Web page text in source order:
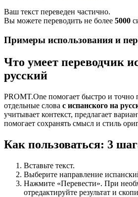
Ваш текст переведен частично.
Вы можете переводить не более 5000
Примеры использования и
Что умеет переводчик
русский
PROMT.One помогает быстро и точно
отдельные слова с испанского на
учитывает контекст, предлагает
помогает сохранять смысл и стиль
Как пользоваться: 3
Вставьте текст.
Выберите направление
Нажмите «Перевести». При
отредактируйте результат и